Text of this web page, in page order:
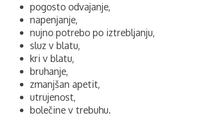
pogosto odvajanje,
napenjanje,
nujno potrebo po iztrebljanju,
sluz v blatu,
kri v blatu,
bruhanje,
zmanjšan apetit,
utrujenost,
bolečine v trebuhu.